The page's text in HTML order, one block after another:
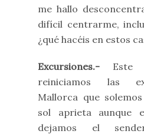
me hallo
difícil centrarme,
¿qué hacéis en estos
Excursiones.- Este
reiniciamos las
Mallorca que
sol aprieta aunque
dejamos el